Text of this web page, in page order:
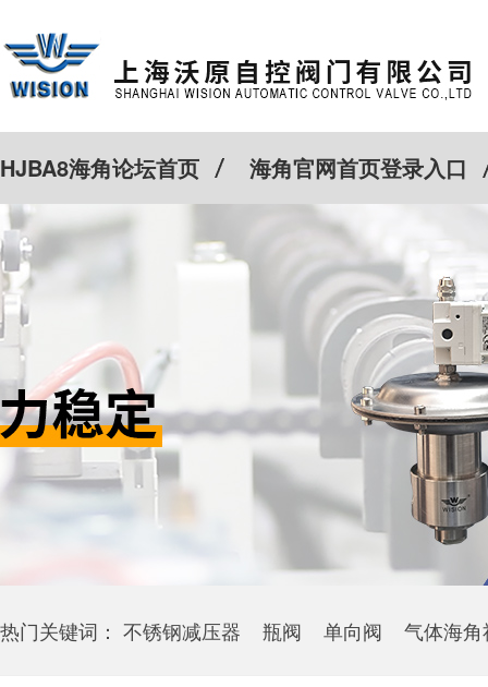
HJBA8海角论坛首页 海角官网首页登录入口
特殊定制 客户案例 Cv计算器
热门关键词： 不锈钢减压器 瓶阀 单向阀 气体海